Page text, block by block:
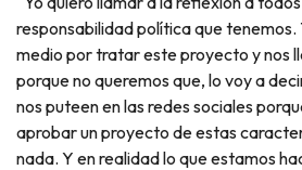
responsabilidad política que tenemos.
medio por tratar este proyecto y nos
porque no queremos que, lo voy a
nos puteen en las redes sociales
aprobar un proyecto de estas
nada. Y en realidad lo que estamos